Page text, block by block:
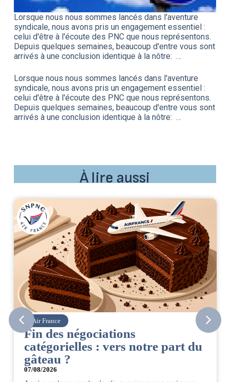
Lorsque nous nous sommes lancés dans l'aventure
syndicale, nous avons pris un engagement essentiel :
celui d'être à l'écoute des PNC que nous représentons.
Depuis quelques semaines, beaucoup d'entre vous sont
arrivés à une conclusion identique à la nôtre: …
Lorsque nous nous sommes lancés dans l'aventure
syndicale, nous avons pris un engagement essentiel :
celui d'être à l'écoute des PNC que nous représentons.
Depuis quelques semaines, beaucoup d'entre vous sont
arrivés à une conclusion identique à la nôtre: …
À lire aussi
Air France
Fin des négociations
catégorielles : vers notre part du
gâteau ?
07/08/2026